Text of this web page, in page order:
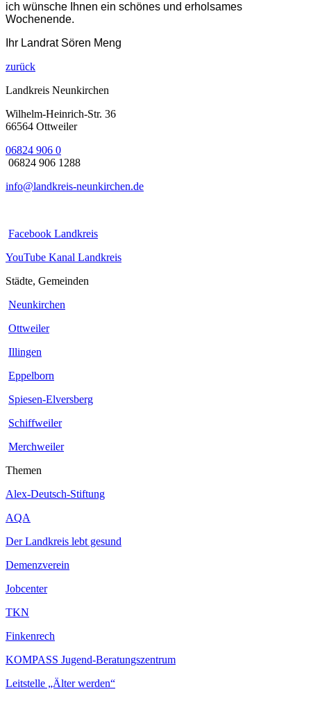
ich wünsche Ihnen ein schönes und erholsames
Wochenende.
Ihr Landrat Sören Meng
zurück
Landkreis Neunkirchen
Wilhelm-Heinrich-Str. 36
66564 Ottweiler
06824 906 0
06824 906 1288
info@landkreis-neunkirchen.de
Facebook Landkreis
YouTube Kanal Landkreis
Städte, Gemeinden
Neunkirchen
Ottweiler
Illingen
Eppelborn
Spiesen-Elversberg
Schiffweiler
Merchweiler
Themen
Alex-Deutsch-Stiftung
AQA
Der Landkreis lebt gesund
Demenzverein
Jobcenter
TKN
Finkenrech
KOMPASS Jugend-Beratungszentrum
Leitstelle „Älter werden“